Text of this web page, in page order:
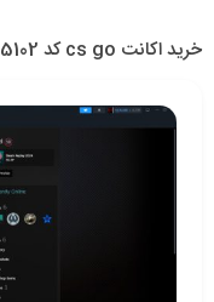
خرید اکانت cs go کد 15102